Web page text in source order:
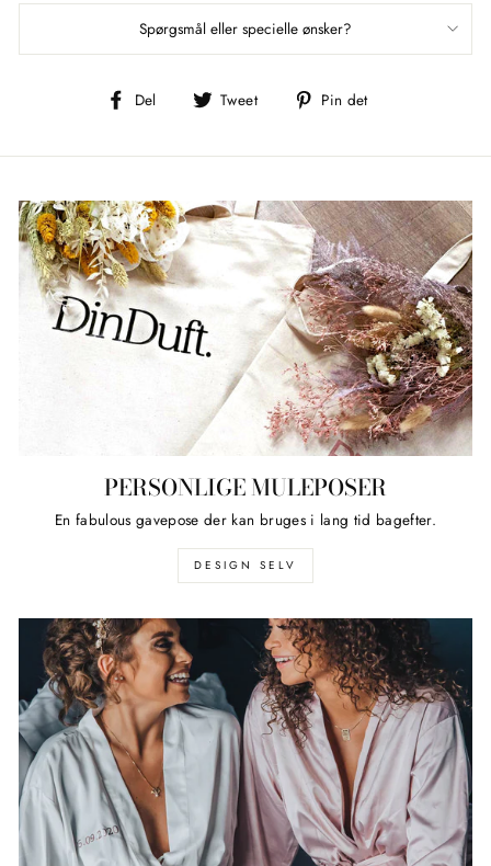
Spørgsmål eller specielle ønsker?
Del
Del
Tweet
Tweet Pin det
PERSONLIGE MULEPOSER
En fabulous gavepose der kan bruges i lang tid bagefter.
DESIGN SELV